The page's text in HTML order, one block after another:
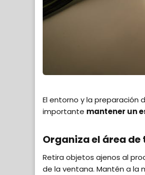
El entorno y la preparación
importante mantener un
Organiza el área
Retira objetos ajenos al
de la ventana. Mantén a la